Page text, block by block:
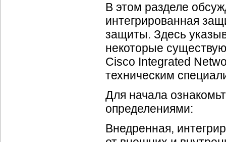
В этом разделе
интегрированная
защиты. Здесь
некоторые
Cisco Integrated
техническим
Для начала
определениями:
Внедренная,